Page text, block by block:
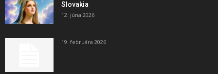
Slovakia
12. júna 2026
19. februára 2026